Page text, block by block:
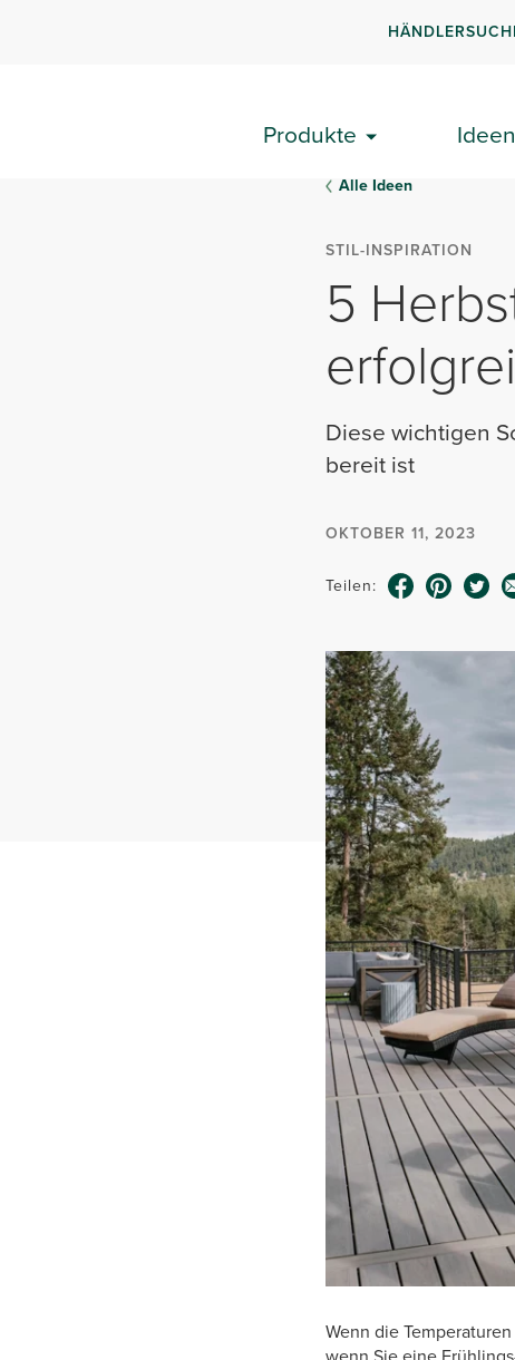
Produkte Ideen
Alle Ideen
STIL-INSPIRATION
5
Diese wichtigen
bereit ist
OKTOBER 11, 2023
Teilen:
Wenn die